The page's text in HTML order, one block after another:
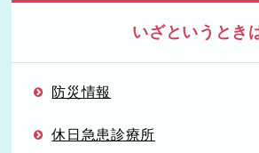
いざというとき
防災情報
休日急患診療所